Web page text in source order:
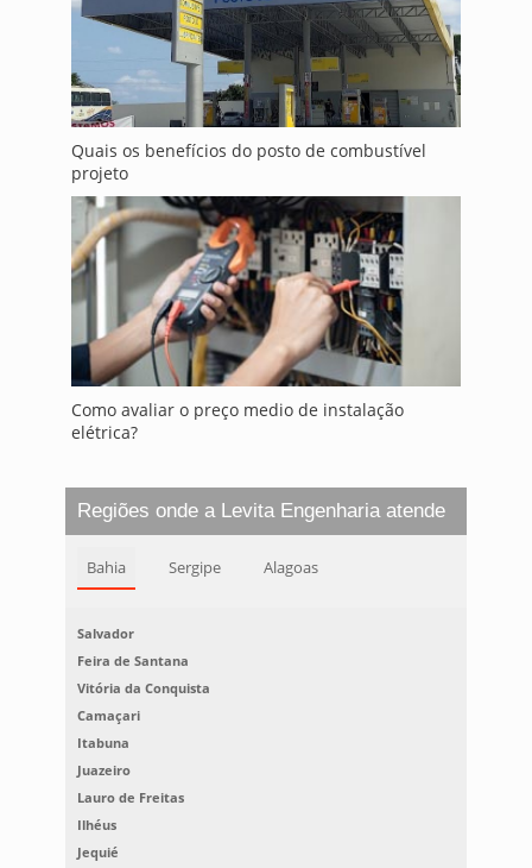
Quais os benefícios do posto de combustível
projeto
Como avaliar o preço medio de instalação
elétrica?
Regiões onde a Levita Engenharia atende
Bahia Sergipe Alagoas
Salvador
Feira de Santana
Vitória da Conquista
Camaçari
Itabuna
Juazeiro
Lauro de Freitas
Ilhéus
Jequié